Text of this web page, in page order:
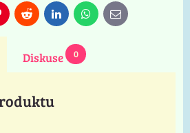
Reddit LinkedInWhatsApp
E-
mail
Diskuse 0